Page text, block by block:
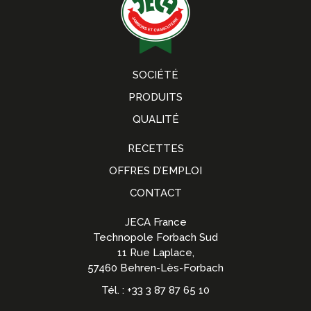
SOCIÉTÉ
PRODUITS
QUALITÉ
RECETTES
OFFRES D’EMPLOI
CONTACT
JECA France
Technopole Forbach Sud
11 Rue Laplace,
57460 Behren-Lès-Forbach
Tél. : +33 3 87 87 65 10